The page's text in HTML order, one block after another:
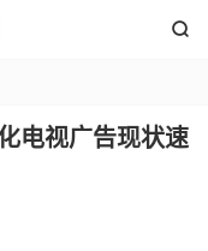

电视广告现状速